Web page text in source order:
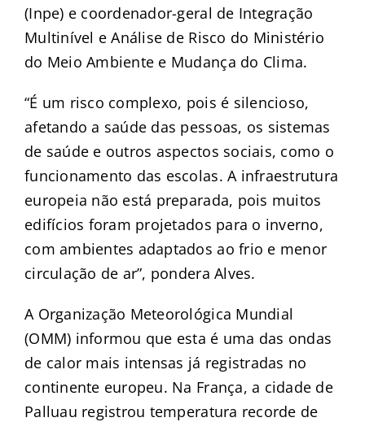
(Inpe) e coordenador-geral de Integração
Multinível e Análise de Risco do Ministério
do Meio Ambiente e Mudança do Clima.
“É um risco complexo, pois é silencioso,
afetando a saúde das pessoas, os sistemas
de saúde e outros aspectos sociais, como o
funcionamento das escolas. A infraestrutura
europeia não está preparada, pois muitos
edifícios foram projetados para o inverno,
com ambientes adaptados ao frio e menor
circulação de ar”, pondera Alves.
A Organização Meteorológica Mundial
(OMM) informou que esta é uma das ondas
de calor mais intensas já registradas no
continente europeu. Na França, a cidade de
Palluau registrou temperatura recorde de